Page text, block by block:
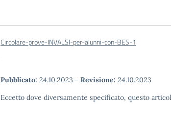
Circolare-prove-INVALSI-per-alunni-con-BES-1
Pubblicato: 24.10.2023 - Revisione: 24.10.2023
Eccetto dove diversamente specificato, questo